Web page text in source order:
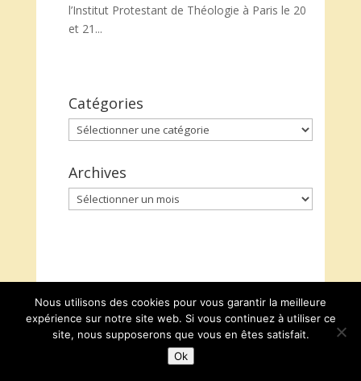
l’Institut Protestant de Théologie à Paris le 20
et 21...
Catégories
Catégories
Archives
Archives
Nous utilisons des cookies pour vous garantir la meilleure
expérience sur notre site web. Si vous continuez à utiliser ce
site, nous supposerons que vous en êtes satisfait.
Ok